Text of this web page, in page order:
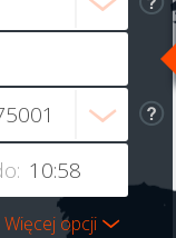
Więcej opcji